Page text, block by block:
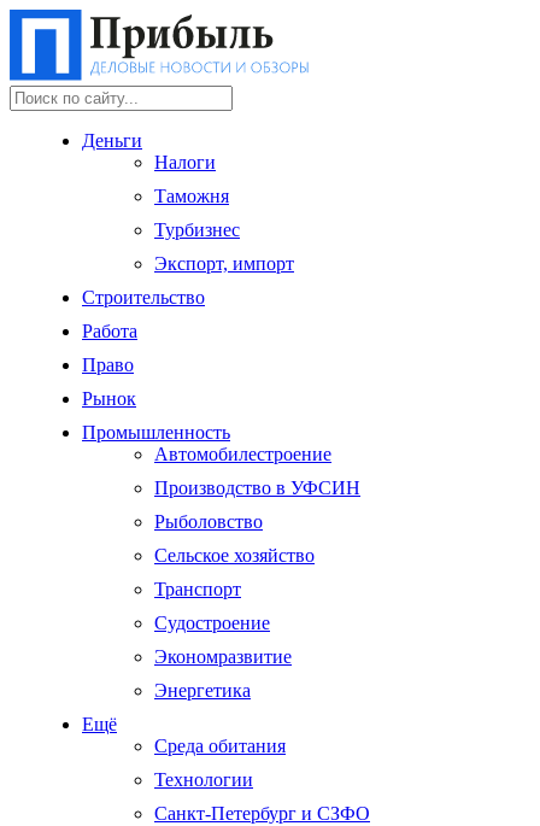
Деньги
Налоги
Таможня
Турбизнес
Экспорт, импорт
Строительство
Работа
Право
Рынок
Промышленность
Автомобилестроение
Производство в УФСИН
Рыболовство
Сельское хозяйство
Транспорт
Судостроение
Экономразвитие
Энергетика
Ещё
Среда обитания
Технологии
Санкт-Петербург и СЗФО